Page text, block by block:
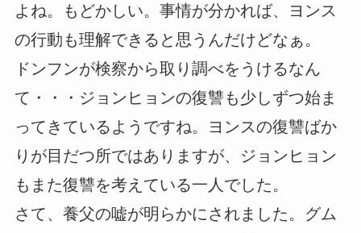
よね。もどかしい。事情が分かれば、ヨンス
の行動も理解できると思うんだけどなぁ。
ドンフンが検察から取り調べをうけるなん
て・・・ジョンヒョンの復讐も少しずつ始ま
ってきているようですね。ヨンスの復讐ばか
りが目だつ所ではありますが、ジョンヒョン
もまた復讐を考えている一人でした。
さて、養父の嘘が明らかにされました。グム